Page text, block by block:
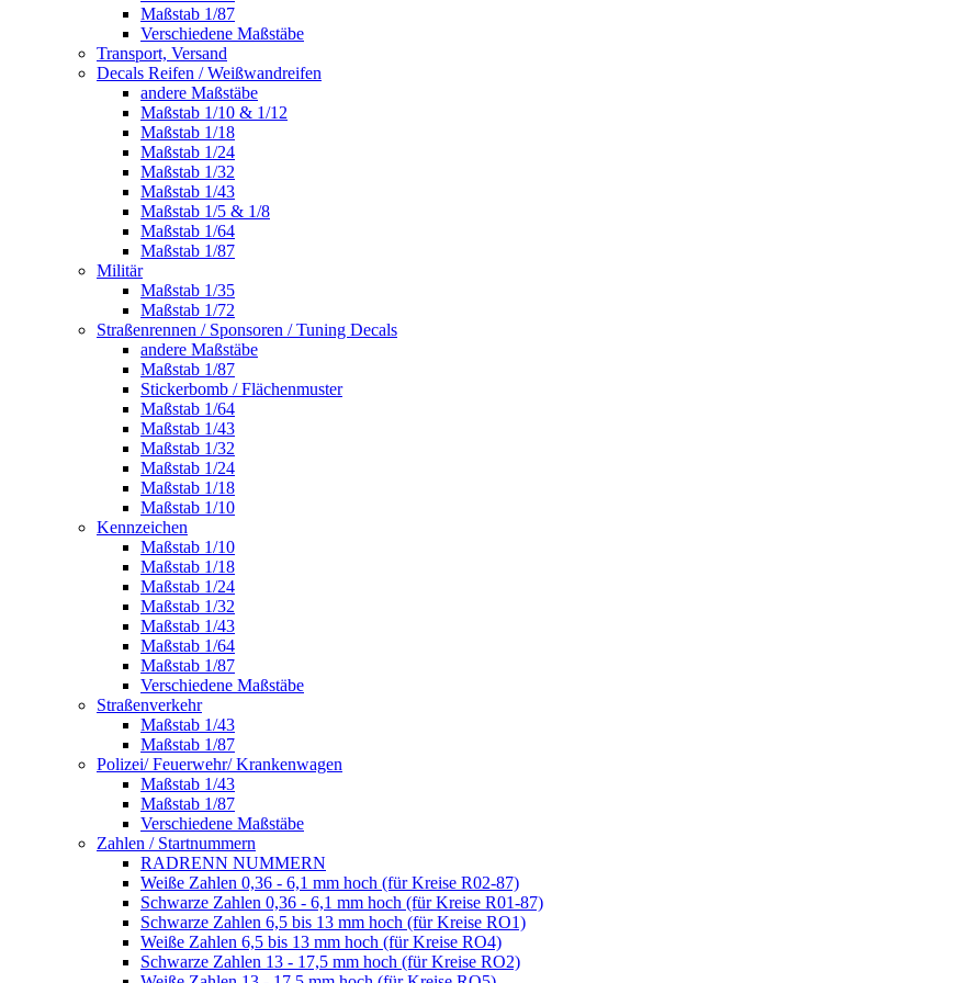
Maßstab 1/87
Verschiedene Maßstäbe
Transport, Versand
Decals Reifen / Weißwandreifen
andere Maßstäbe
Maßstab 1/10 & 1/12
Maßstab 1/18
Maßstab 1/24
Maßstab 1/32
Maßstab 1/43
Maßstab 1/5 & 1/8
Maßstab 1/64
Maßstab 1/87
Militär
Maßstab 1/35
Maßstab 1/72
Straßenrennen / Sponsoren / Tuning Decals
andere Maßstäbe
Maßstab 1/87
Stickerbomb / Flächenmuster
Maßstab 1/64
Maßstab 1/43
Maßstab 1/32
Maßstab 1/24
Maßstab 1/18
Maßstab 1/10
Kennzeichen
Maßstab 1/10
Maßstab 1/18
Maßstab 1/24
Maßstab 1/32
Maßstab 1/43
Maßstab 1/64
Maßstab 1/87
Verschiedene Maßstäbe
Straßenverkehr
Maßstab 1/43
Maßstab 1/87
Polizei/ Feuerwehr/ Krankenwagen
Maßstab 1/43
Maßstab 1/87
Verschiedene Maßstäbe
Zahlen / Startnummern
RADRENN NUMMERN
Weiße Zahlen 0,36 - 6,1 mm hoch (für Kreise R02-87)
Schwarze Zahlen 0,36 - 6,1 mm hoch (für Kreise R01-87)
Schwarze Zahlen 6,5 bis 13 mm hoch (für Kreise RO1)
Weiße Zahlen 6,5 bis 13 mm hoch (für Kreise RO4)
Schwarze Zahlen 13 - 17,5 mm hoch (für Kreise RO2)